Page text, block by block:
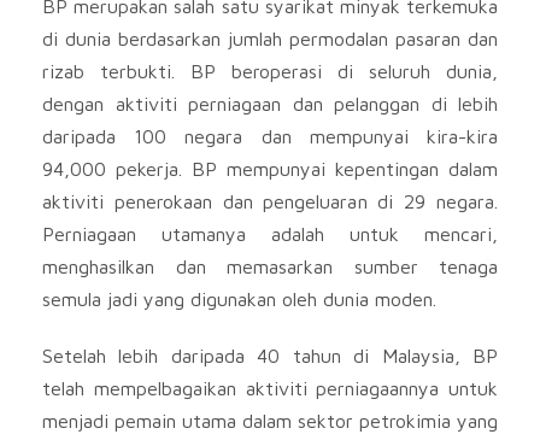
BP merupakan salah satu syarikat minyak terkemuka
di dunia berdasarkan jumlah permodalan pasaran dan
rizab terbukti. BP beroperasi di seluruh dunia,
dengan aktiviti perniagaan dan pelanggan di lebih
daripada 100 negara dan mempunyai kira-kira
94,000 pekerja. BP mempunyai kepentingan dalam
aktiviti penerokaan dan pengeluaran di 29 negara.
Perniagaan utamanya adalah untuk mencari,
menghasilkan dan memasarkan sumber tenaga
semula jadi yang digunakan oleh dunia moden.
Setelah lebih daripada 40 tahun di Malaysia, BP
telah mempelbagaikan aktiviti perniagaannya untuk
menjadi pemain utama dalam sektor petrokimia yang